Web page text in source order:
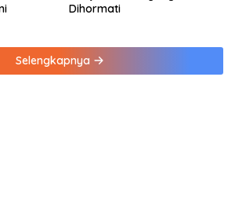
Dihormati
Selengkapnya